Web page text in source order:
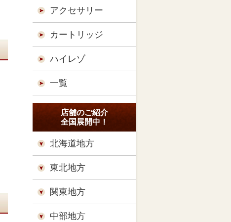
アクセサリー
カートリッジ
ハイレゾ
一覧
店舗のご紹介
全国展開中！
北海道地方
東北地方
関東地方
中部地方